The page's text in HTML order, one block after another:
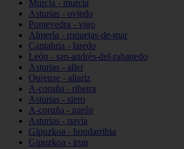
Murcia - murcia
Asturias - oviedo
Pontevedra - vigo
Almería - roquetas-de-mar
Cantabria - laredo
León - san-andrés-del-rabanedo
Asturias - aller
Ourense - allariz
A-coruña - ribeira
Asturias - siero
A-coruña - narón
Asturias - navia
Gipuzkoa - hondarribia
Gipuzkoa - irun